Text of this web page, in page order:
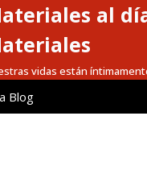
al
vidas están
Blog